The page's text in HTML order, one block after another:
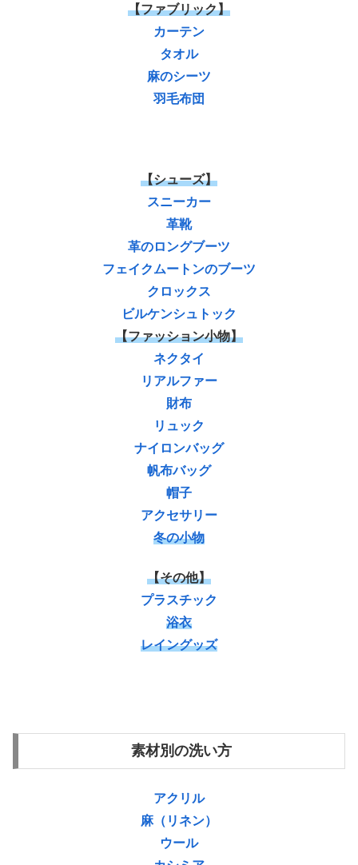
【ファブリック】
カーテン
タオル
麻のシーツ
羽毛布団
【シューズ】
スニーカー
革靴
革のロングブーツ
フェイクムートンのブーツ
クロックス
ビルケンシュトック
【ファッション小物】
ネクタイ
リアルファー
財布
リュック
ナイロンバッグ
帆布バッグ
帽子
アクセサリー
冬の小物
【その他】
プラスチック
浴衣
レイングッズ
素材別の洗い方
アクリル
麻（リネン）
ウール